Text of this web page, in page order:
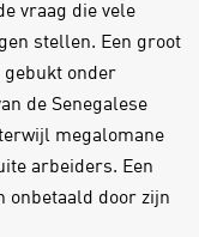
vraag die vele
stellen. Een groot
gebukt onder
de Senegalese
megalomane
arbeiders. Een
onbetaald door zijn